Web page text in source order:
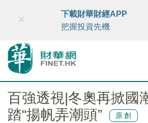
財華智庫網 FINTV FINMETA
×
下載財華財經APP
把握投資先機
百強透視|冬奧再掀國
踏“揚帆弄潮頭”
原創